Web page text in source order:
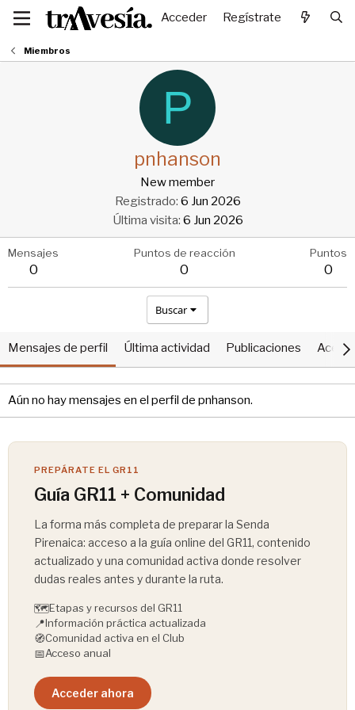
Acceder Regístrate
Miembros
P
pnhanson
New member
Registrado 6 Jun 2026
Última visita 6 Jun 2026
Mensajes
0
Puntos de reacción
0
Puntos
0
Buscar
Mensajes de perfil Última actividad Publicaciones Acerca
Aún no hay mensajes en el perfil de pnhanson.
PREPÁRATE EL GR11
Guía GR11 + Comunidad
La forma más completa de preparar la Senda
Pirenaica: acceso a la guía online del GR11, contenido
actualizado y una comunidad activa donde resolver
dudas reales antes y durante la ruta.
🗺️Etapas y recursos del GR11
📍Información práctica actualizada
🧭Comunidad activa en el Club
📅Acceso anual
Acceder ahora